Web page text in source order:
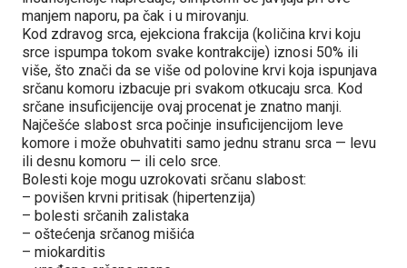
manjem naporu, pa čak i u mirovanju.
Kod zdravog srca, ejekciona frakcija (količina krvi koju
srce ispumpa tokom svake kontrakcije) iznosi 50% ili
više, što znači da se više od polovine krvi koja ispunjava
srčanu komoru izbacuje pri svakom otkucaju srca. Kod
srčane insuficijencije ovaj procenat je znatno manji.
Najčešće slabost srca počinje insuficijencijom leve
komore i može obuhvatiti samo jednu stranu srca — levu
ili desnu komoru — ili celo srce.
Bolesti koje mogu uzrokovati srčanu slabost:
– povišen krvni pritisak (hipertenzija)
– bolesti srčanih zalistaka
– oštećenja srčanog mišića
– miokarditis